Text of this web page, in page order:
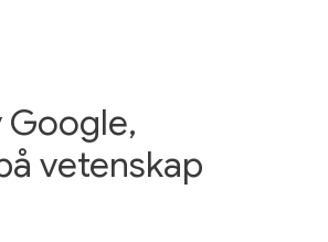
Google,
vetenskap